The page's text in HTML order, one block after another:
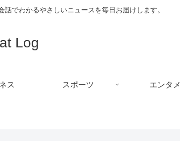
でわかるやさしいニュースを毎日お届けします。
Log
ス スポーツ エンタメ